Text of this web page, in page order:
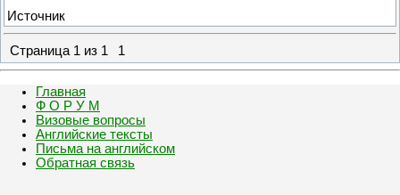
Источник
Страница 1 из 1 1
Главная
Ф О Р У М
Визовые вопросы
Английские тексты
Письма на английском
Обратная связь